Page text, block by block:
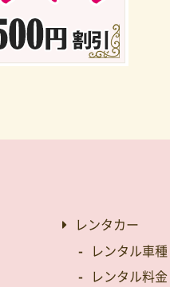
レンタカー
レンタル車種
レンタル料金